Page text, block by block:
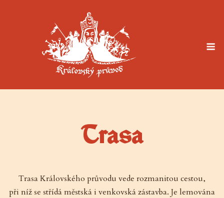
Trasa
Trasa Královského průvodu vede rozmanitou cestou,
při níž se střídá městská i venkovská zástavba. Je lemována